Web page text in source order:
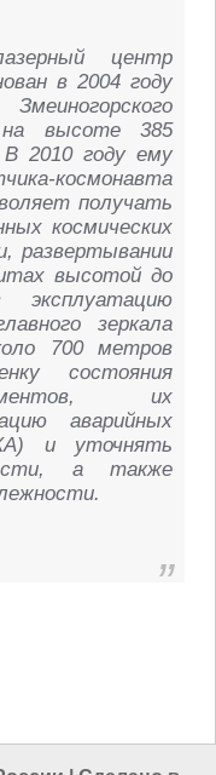
центр
в 2004 году
на высоте 385
2010 году ему
космонавта
получать
космических
развертывании
высотой до
зеркала
700 метров
состояния
их
аварийных
и уточнять
а также